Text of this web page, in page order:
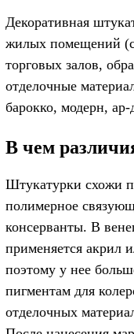
Декоративная
жилых помещений
торговых залов,
отделочные
барокко, модерн,
В чем
Штукатурки схожи
полимерное
консерванты. В
применяется акрил
поэтому у нее
пигментам для
отделочных